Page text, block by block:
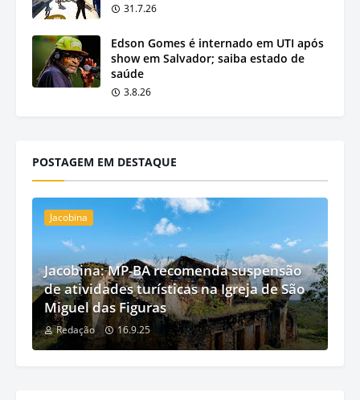
31.7.26
Edson Gomes é internado em UTI após
show em Salvador; saiba estado de
saúde
3.8.26
POSTAGEM EM DESTAQUE
Jacobina
Jacobina: MP-BA recomenda suspensão
de atividades turísticas na Igreja de São
Miguel das Figuras
Redação 16.9.25